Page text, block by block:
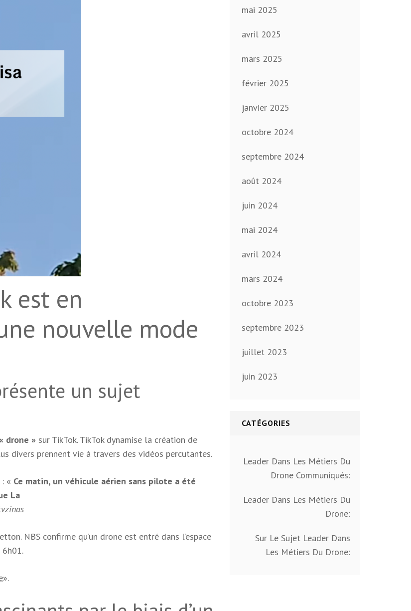
est en
nouvelle mode
un sujet
drone » sur TikTok. TikTok dynamise la création de
divers prennent vie à travers des vidéos percutantes.
: « Ce matin, un véhicule aérien sans pilote a été
La
NBS confirme qu’un drone est entré dans l’espace
».
mai 2025
avril 2025
mars 2025
février 2025
janvier 2025
octobre 2024
septembre 2024
août 2024
juin 2024
mai 2024
avril 2024
mars 2024
octobre 2023
septembre 2023
juillet 2023
juin 2023
CATÉGORIES
Leader Dans Les Métiers Du
Drone Communiqués:
Leader Dans Les Métiers Du
Drone:
Sur Le Sujet Leader Dans
Les Métiers Du Drone: